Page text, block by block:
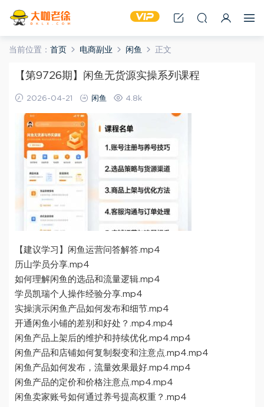
当前位置： 首页 电商副业 闲鱼 正文
【第9726期】闲鱼无货源实操系列课程
2026-04-21 闲鱼 4.8k
【建议学习】闲鱼运营问答解答.mp4
历山学员分享.mp4
如何理解闲鱼的选品和流量逻辑.mp4
学员凯瑞个人操作经验分享.mp4
实操演示闲鱼产品如何发布和细节.mp4
开通闲鱼小铺的差别和好处？.mp4.mp4
闲鱼产品上架后的维护和持续优化.mp4.mp4
闲鱼产品和店铺如何复制裂变和注意点.mp4.mp4
闲鱼产品如何发布，流量效果最好.mp4.mp4
闲鱼产品的定价和价格注意点.mp4.mp4
闲鱼卖家账号如何通过养号提高权重？.mp4